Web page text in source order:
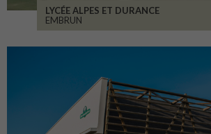
LYCÉE ALPES ET DURANCE
EMBRUN